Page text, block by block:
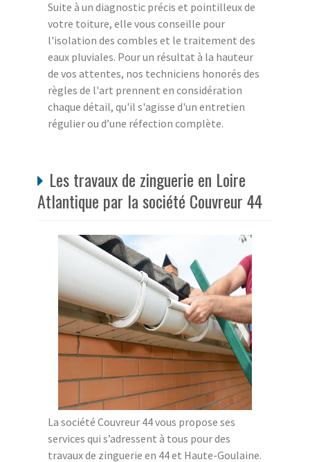
Suite à un diagnostic précis et pointilleux de
votre toiture, elle vous conseille pour
l'isolation des combles et le traitement des
eaux pluviales. Pour un résultat à la hauteur
de vos attentes, nos techniciens honorés des
règles de l'art prennent en considération
chaque détail, qu'il s'agisse d'un entretien
régulier ou d’une réfection complète.
Les travaux de zinguerie en Loire
Atlantique par la société Couvreur 44
La société Couvreur 44 vous propose ses
services qui s’adressent à tous pour des
travaux de zinguerie en 44 et Haute-Goulaine.